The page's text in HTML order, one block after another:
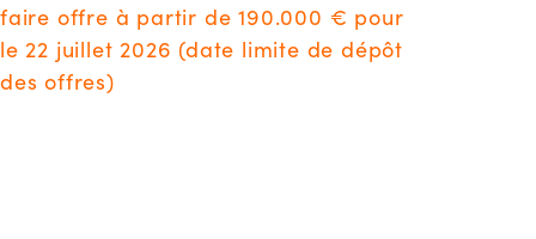
faire offre à partir de 190.000 € pour
le 22 juillet 2026 (date limite de dépôt
des offres)